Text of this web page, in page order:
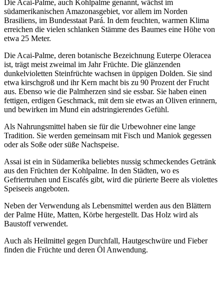
Die Acai-Palme, auch Kohlpalme genannt, wächst im
südamerikanischen Amazonasgebiet, vor allem im Norden
Brasiliens, im Bundesstaat Pará. In dem feuchten, warmen Klima
erreichen die vielen schlanken Stämme des Baumes eine Höhe von
etwa 25 Meter.
Die Acai-Palme, deren botanische Bezeichnung Euterpe Oleracea
ist, trägt meist zweimal im Jahr Früchte. Die glänzenden
dunkelvioletten Steinfrüchte wachsen in üppigen Dolden. Sie sind
etwa kirschgroß und ihr Kern macht bis zu 90 Prozent der Frucht
aus. Ebenso wie die Palmherzen sind sie essbar. Sie haben einen
fettigen, erdigen Geschmack, mit dem sie etwas an Oliven erinnern,
und bewirken im Mund ein adstringierendes Gefühl.
Als Nahrungsmittel haben sie für die Urbewohner eine lange
Tradition. Sie werden gemeinsam mit Fisch und Maniok gegessen
oder als Soße oder süße Nachspeise.
Assai ist ein in Südamerika beliebtes nussig schmeckendes Getränk
aus den Früchten der Kohlpalme. In den Städten, wo es
Gefriertruhen und Eiscafés gibt, wird die pürierte Beere als violettes
Speiseeis angeboten.
Neben der Verwendung als Lebensmittel werden aus den Blättern
der Palme Hüte, Matten, Körbe hergestellt. Das Holz wird als
Baustoff verwendet.
Auch als Heilmittel gegen Durchfall, Hautgeschwüre und Fieber
finden die Früchte und deren Öl Anwendung.